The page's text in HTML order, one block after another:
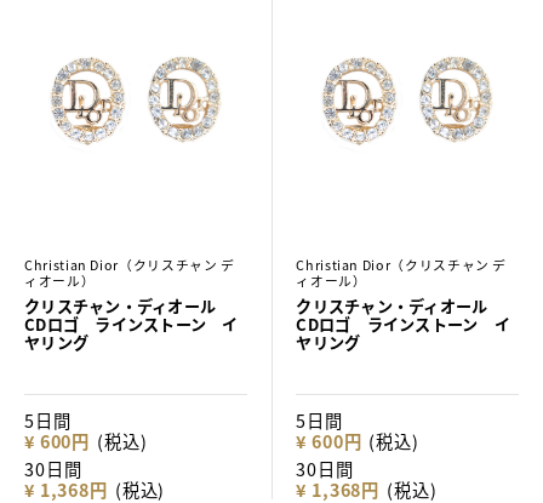
Christian Dior（クリスチャン デ
ィオール）
クリスチャン・ディオール
CDロゴ ラインストーン イ
ヤリング
5日間
¥ 600円 (税込)
30日間
¥ 1,368円 (税込)
Christian Dior（クリスチャン デ
ィオール）
クリスチャン・ディオール
CDロゴ ラインストーン イ
ヤリング
5日間
¥ 600円 (税込)
30日間
¥ 1,368円 (税込)